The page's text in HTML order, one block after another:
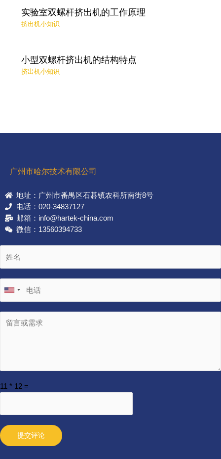
实验室双螺杆挤出机的工作原理
挤出机小知识
小型双螺杆挤出机的结构特点
挤出机小知识
广州市哈尔技术有限公司
地址：广州市番禺区石碁镇农科所南街8号
电话：020-34837127
邮箱：info@hartek-china.com
微信：13560394733
11 * 12 =
提交评论